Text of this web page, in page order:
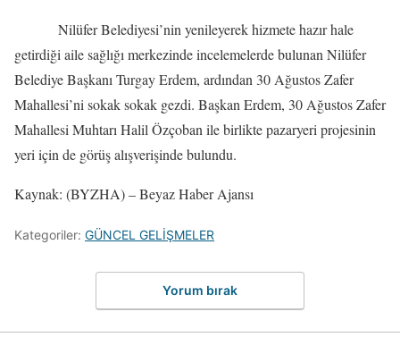
Nilüfer Belediyesi’nin yenileyerek hizmete hazır hale
getirdiği aile sağlığı merkezinde incelemelerde bulunan Nilüfer
Belediye Başkanı Turgay Erdem, ardından 30 Ağustos Zafer
Mahallesi’ni sokak sokak gezdi. Başkan Erdem, 30 Ağustos Zafer
Mahallesi Muhtarı Halil Özçoban ile birlikte pazaryeri projesinin
yeri için de görüş alışverişinde bulundu.
Kaynak: (BYZHA) – Beyaz Haber Ajansı
Kategoriler: GÜNCEL GELİŞMELER
Yorum bırak